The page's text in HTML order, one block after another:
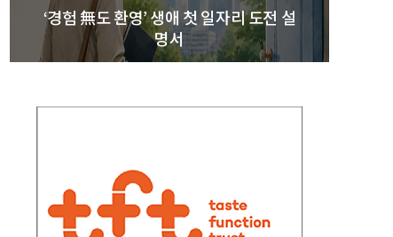
‘경험 無도 환영’ 생애 첫 일자리 도전 설
명서